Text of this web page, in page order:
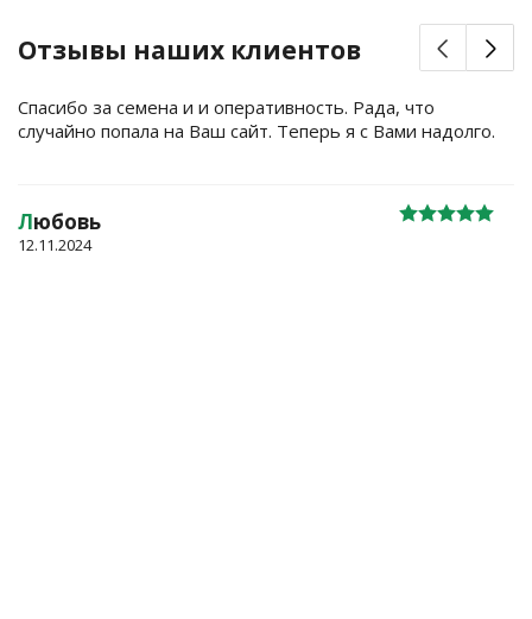
Отзывы наших клиентов
Спасибо за семена и и оперативность. Рада, что
случайно попала на Ваш сайт. Теперь я с Вами надолго.
Любовь
12.11.2024